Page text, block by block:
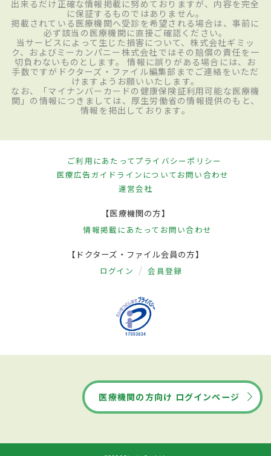
出来るだけ正確な情報掲載に努めておりますが、内容を完全
に保証するものではありません。
掲載されている医療機関へ受診を希望される場合は、事前に
必ず該当の医療機関に直接ご確認ください。
当サービスによって生じた損害について、株式会社ギミッ
ク、およびミーカンパニー株式会社ではその賠償の責任を一
切負わないものとします。 情報に誤りがある場合には、お
手数ですがドクターズ・ファイル編集部までご連絡をいただ
けますようお願いいたします。
なお、「マイナンバーカードの健康保険証利用可能な医療機
関」の情報につきましては、厚生労働省の情報提供のもと、
情報を掲出しております。
ご利用にあたってプライバシーポリシー
医療広告ガイドラインについてお問い合わせ
運営会社
【医療機関の方】
情報掲載にあたって お問い合わせ
【ドクターズ・ファイル会員の方】
ログイン 会員登録
医療機関の方向け ログインページ